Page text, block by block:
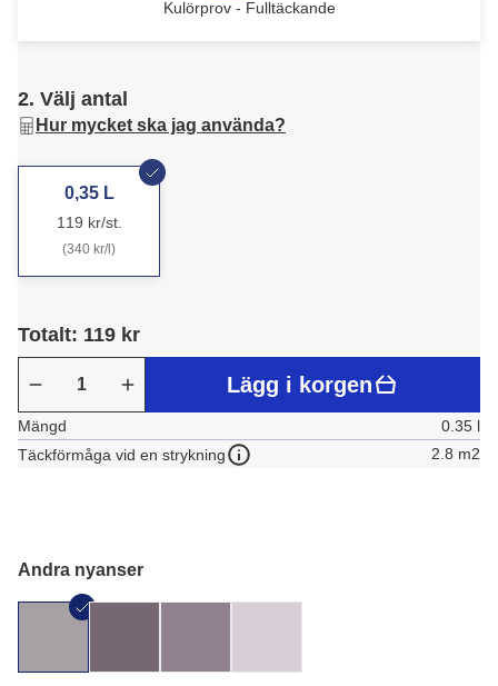
Kulörprov - Fulltäckande
2. Välj antal
Hur mycket ska jag använda?
0,35 L
119 kr/st.
(340 kr/l)
Totalt: 119 kr
Lägg i korgen
Mängd
0.35 l
Täckförmåga vid en strykning
2.8 m2
Andra nyanser